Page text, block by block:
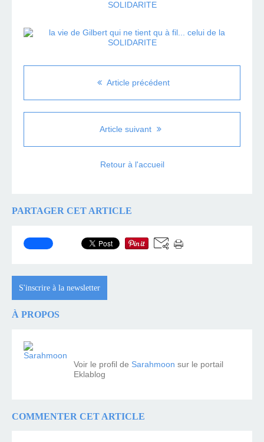
Article précédent
Article suivant
Retour à l'accueil
PARTAGER CET ARTICLE
S'inscrire à la newsletter
À PROPOS
Voir le profil de Sarahmoon sur le portail
Eklablog
COMMENTER CET ARTICLE